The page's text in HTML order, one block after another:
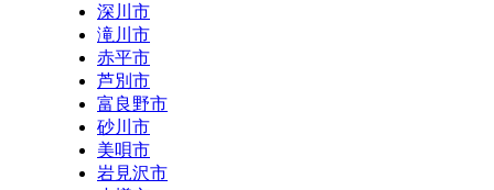
深川市
滝川市
赤平市
芦別市
富良野市
砂川市
美唄市
岩見沢市